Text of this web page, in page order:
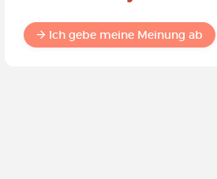
Ich gebe meine Meinung ab